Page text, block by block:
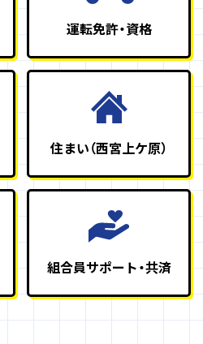
運転免許・資格
住まい（西宮上ケ原）
組合員サポート・共済